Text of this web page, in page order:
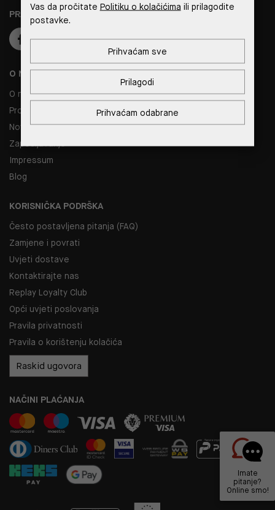
O NAMA
O nama
Prodajna mjesta
Novosti
Zapošljavanje
Impressum
Blog
KORISNIČKA PODRŠKA
Često postavljena pitanja (FAQ)
Zamjene i povrati
Uvjeti dostave
Kontaktirajte nas
Replay Loyalty Club
Opći uvjeti poslovanja
Pravila privatnosti
Pravila o korištenju kolačića
Raskid ugovora
PRATITE NAS
NAČINI PLAĆANJA
Imate
pitanje?
Online smo!
Vas da pročitate Politiku o kolačićima ili prilagodite
postavke.
Prihvaćam odabrane
Prilagodi
Prihvaćam sve